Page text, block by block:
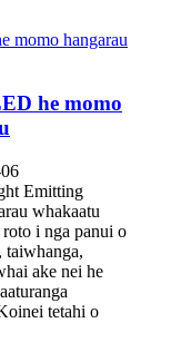
he momo
Emitting
whakaatu
i nga panui o
taiwhanga,
ake nei he
tetahi o